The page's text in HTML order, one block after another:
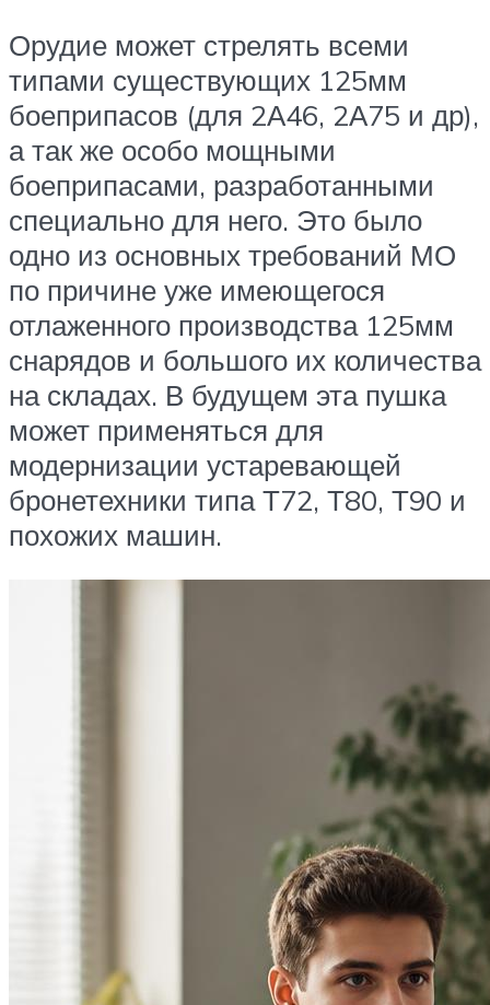
Орудие может стрелять всеми
типами существующих 125мм
боеприпасов (для 2А46, 2А75 и др),
а так же особо мощными
боеприпасами, разработанными
специально для него. Это было
одно из основных требований МО
по причине уже имеющегося
отлаженного производства 125мм
снарядов и большого их количества
на складах. В будущем эта пушка
может применяться для
модернизации устаревающей
бронетехники типа Т72, Т80, Т90 и
похожих машин.